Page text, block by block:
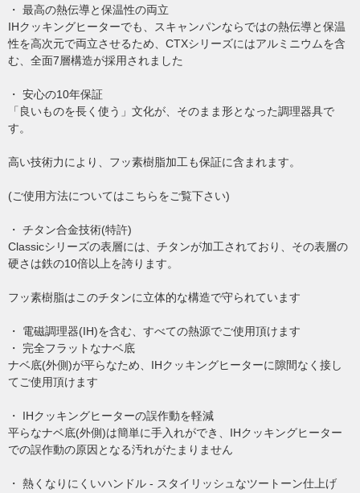
・ 最高の熱伝導と保温性の両立
IHクッキングヒーターでも、スキャンパンならではの熱伝導と保温
性を高次元で両立させるため、CTXシリーズにはアルミニウムを含
む、全面7層構造が採用されました
・ 安心の10年保証
「良いものを長く使う」文化が、そのまま形となった調理器具で
す。
高い技術力により、フッ素樹脂加工も保証に含まれます。
(ご使用方法についてはこちらをご覧下さい)
・ チタン合金技術(特許)
Classicシリーズの表層には、チタンが加工されており、その表層の
硬さは鉄の10倍以上を誇ります。
フッ素樹脂はこのチタンに立体的な構造で守られています
・ 電磁調理器(IH)を含む、すべての熱源でご使用頂けます
・ 完全フラットなナベ底
ナベ底(外側)が平らなため、IHクッキングヒーターに隙間なく接し
てご使用頂けます
・ IHクッキングヒーターの誤作動を軽減
平らなナベ底(外側)は簡単に手入れができ、IHクッキングヒーター
での誤作動の原因となる汚れがたまりません
・ 熱くなりにくいハンドル - スタイリッシュなツートーン仕上げ